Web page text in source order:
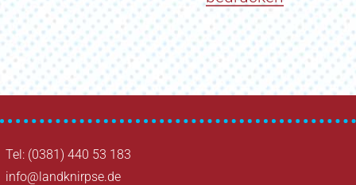
Tel: (0381) 440 53 183
info@landknirpse.de